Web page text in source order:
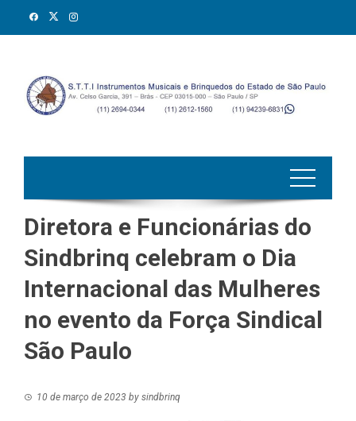
Diretora e Funcionárias do
Sindbrinq celebram o Dia
Internacional das Mulheres
no evento da Força Sindical
São Paulo
10 de março de 2023 by sindbrinq